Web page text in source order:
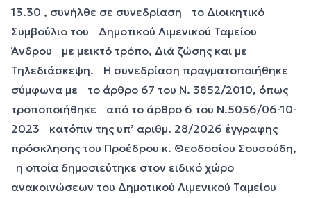
13.30 , συνήλθε σε συνεδρίαση το Διοικητικό
Συμβούλιο του Δημοτικού Λιμενικού Ταμείου
Άνδρου με μεικτό τρόπο, Διά ζώσης και με
Τηλεδιάσκεψη. Η συνεδρίαση πραγματοποιήθηκε
σύμφωνα με το άρθρο 67 του Ν. 3852/2010, όπως
τροποποιήθηκε από το άρθρο 6 του Ν.5056/06-10-
2023 κατόπιν της υπ’ αριθμ. 28/2026 έγγραφης
πρόσκλησης του Προέδρου κ. Θεοδοσίου Σουσούδη,
η οποία δημοσιεύτηκε στον ειδικό χώρο
ανακοινώσεων του Δημοτικού Λιμενικού Ταμείου